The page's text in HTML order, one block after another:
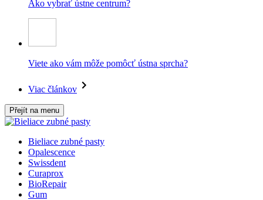
Ako vybrať ústne centrum?
Viete ako vám môže pomôcť ústna sprcha?
Viac článkov
Přejít na menu
Bieliace zubné pasty
Opalescence
Swissdent
Curaprox
BioRepair
Gum